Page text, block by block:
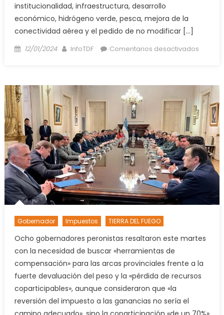
institucionalidad, infraestructura, desarrollo
económico, hidrógeno verde, pesca, mejora de la
conectividad aérea y el pedido de no modificar […]
Posted
12/01/2024 Author
InfoTDF Comentarios desactivadosen
con
sus
pares
para
por
la
Gobernador Impuestos TIERRA DEL FUEGO
Ocho gobernadores peronistas resaltaron este martes
con la necesidad de buscar «herramientas de
compensación» para las arcas provinciales frente a la
fuerte devaluación del peso y la «pérdida de recursos
coparticipables», aunque consideraron que «la
reversión del impuesto a las ganancias no sería el